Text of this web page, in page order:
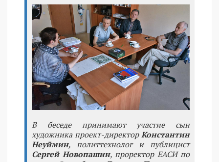
В беседе принимают участие сын
художника проект-директорКонстантин
Неуймин, политтехнолог и публицист
Сергей Новопашин, проректор ЕАСИ по